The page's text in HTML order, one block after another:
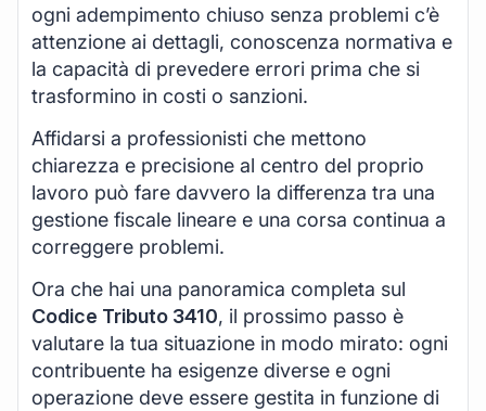
ogni adempimento chiuso senza problemi c’è
attenzione ai dettagli, conoscenza normativa e
la capacità di prevedere errori prima che si
trasformino in costi o sanzioni.
Affidarsi a professionisti che mettono
chiarezza e precisione al centro del proprio
lavoro può fare davvero la differenza tra una
gestione fiscale lineare e una corsa continua a
correggere problemi.
Ora che hai una panoramica completa sul
Codice Tributo 3410, il prossimo passo è
valutare la tua situazione in modo mirato: ogni
contribuente ha esigenze diverse e ogni
operazione deve essere gestita in funzione di